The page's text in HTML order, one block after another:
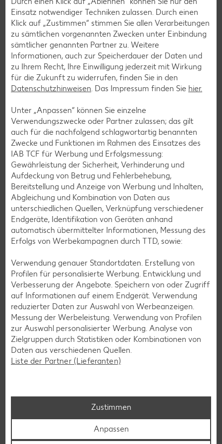
Messenger-Services – Jetzt kostenlos
anmelden
Mit unserem Messenger-Service erhältst du wöchentlich
unseren aktuellen Prospekt mit den neuesten Angeboten
per Messenger-App, Telegram, WhatsApp, Signal, Threema
oder Viber zugesendet.
Jetzt schnell und bequem anmelden
Kaufland-App: cleverer Einkaufshelfer mit
Entdecke unsere Filial-Angebote, verpasse dank
Angebotsalarm kein Angebote mehr und plane deinen
Einkauf entspannt mit der digitalen Einkaufsliste. Ob
exklusive Kaufland Card XTRA Vorteile, unser riesiger
Einsatz notwendiger Techniken zulassen. Durch einen
Klick auf „Zustimmen“ stimmen Sie allen Verarbeitungen
zu sämtlichen vorgenannten Zwecken unter Einbindung
sämtlicher genannten Partner zu. Weitere
Informationen, auch zur Speicherdauer der Daten und
zu Ihrem Recht, Ihre Einwilligung jederzeit mit Wirkung
für die Zukunft zu widerrufen, finden Sie in den
Datenschutzhinweisen. Das Impressum finden Sie hier.
Unter „Anpassen“ können Sie einzelne
Verwendungszwecke oder Partner zulassen; das gilt
auch für die nachfolgend schlagwortartig benannten
Zwecke und Funktionen im Rahmen des Einsatzes des
IAB TCF für Werbung und Erfolgsmessung:
Gewährleistung der Sicherheit, Verhinderung und
Aufdeckung von Betrug und Fehlerbehebung,
Bereitstellung und Anzeige von Werbung und Inhalten,
Abgleichung und Kombination von Daten aus
unterschiedlichen Quellen, Verknüpfung verschiedener
Endgeräte, Identifikation von Geräten anhand
automatisch übermittelter Informationen, Messung des
Erfolgs von Werbekampagnen durch TTD, sowie:
Verwendung genauer Standortdaten. Erstellung von
Profilen für personalisierte Werbung. Entwicklung und
Verbesserung der Angebote. Speichern von oder Zugriff
auf Informationen auf einem Endgerät. Verwendung
reduzierter Daten zur Auswahl von Werbeanzeigen.
Messung der Werbeleistung. Verwendung von Profilen
zur Auswahl personalisierter Werbung. Analyse von
Zielgruppen durch Statistiken oder Kombinationen von
Daten aus verschiedenen Quellen.
Liste der Partner (Lieferanten)
Zustimmen
Anpassen